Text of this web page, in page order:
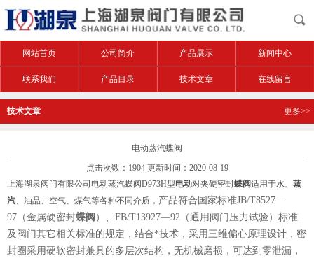
网站首页 公司简介 产品展示 新闻中心
联系我们 产品目录 技术文章 在线留言
技术文章 更多>>
电动蒸汽蝶阀
点击次数：1904 更新时间：2020-08-19
上海湖泉阀门有限公司电动蒸汽蝶阀D973H型电动对夹硬密封蝶阀适用于水、 蒸
汽、油品、空气、煤气等各种不同介质， 产品符合国家标准JB/T8527—
97 （金属硬密封蝶阀 ）、 FB/T13927—92 （通用阀门压力试验）标准
及阀门其它相关标准的规定，结合*技术，采用三维偏心原理设计，密
封圈采用硬软密封兼具的多层次结构，无机械磨损，可达到零泄漏，